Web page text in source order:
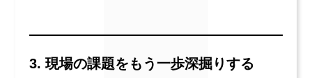
3. 現場の課題をもう一歩深掘りする